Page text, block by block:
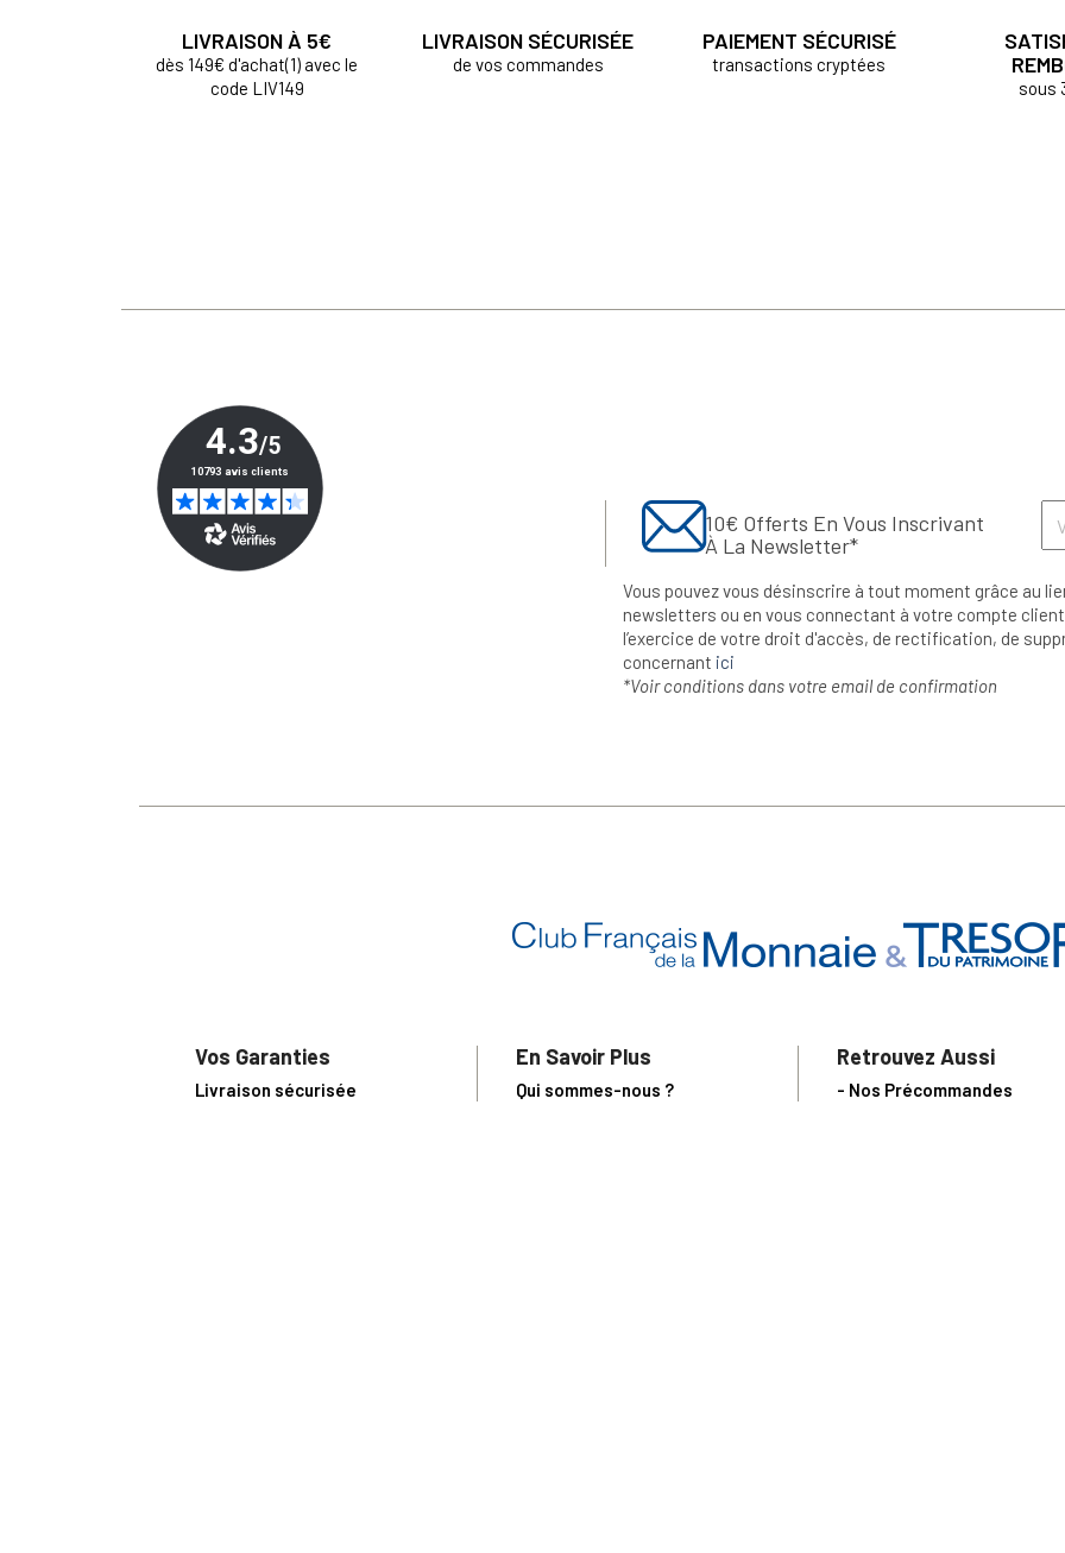
LIVRAISON À 5€
dès 149€ d'achat(1) avec le
code LIV149
LIVRAISON SÉCURISÉE
de vos commandes
PAIEMENT SÉCURISÉ
transactions cryptées
sous
10€ Offerts En Vous Inscrivant
À La Newsletter*
Vous pouvez vous désinscrire à tout moment grâce au
newsletters ou en vous connectant à votre compte
l’exercice de votre droit d'accès, de rectification, de
concernant ici
*Voir conditions dans votre email de confirmation
Vos Garanties
Livraison sécurisée
En Savoir Plus
Qui sommes-nous ?
Retrouvez Aussi
- Nos Précommandes